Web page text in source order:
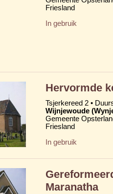
Friesland
In gebruik
Hervormde
Tsjerkereed 2 •
Wijnjewoude
Gemeente
Friesland
In gebruik
Maranatha